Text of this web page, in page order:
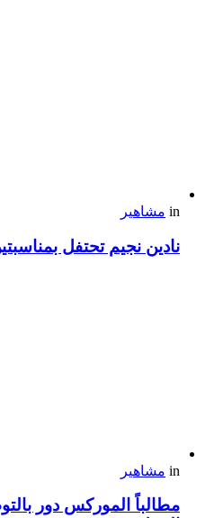
in مشاهير
نادين نجيم تحتفل
in مشاهير
مطالباً الموركس دور